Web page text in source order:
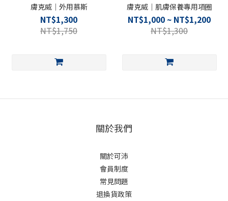
膚克威｜外用慕斯
NT$1,300
NT$1,750
膚克威｜肌膚保養專用項圈
NT$1,000 ~ NT$1,200
NT$1,300
關於我們
關於可沛
會員制度
常見問題
退換貨政策